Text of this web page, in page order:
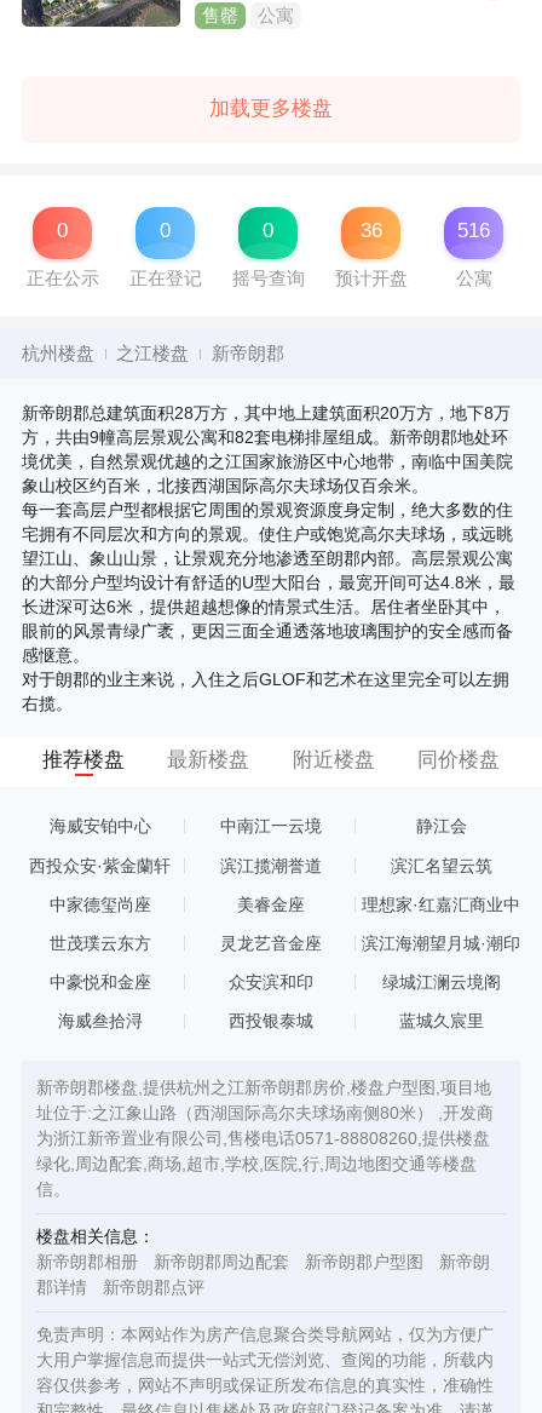
售罄 公寓
加载更多楼盘
0
正在公示
0
正在登记
0
摇号查询
36
预计开盘
516
公寓
杭州楼盘 之江楼盘 新帝朗郡
新帝朗郡总建筑面积28万方，其中地上建筑面积20万方，地下8万
方，共由9幢高层景观公寓和82套电梯排屋组成。新帝朗郡地处环
境优美，自然景观优越的之江国家旅游区中心地带，南临中国美院
象山校区约百米，北接西湖国际高尔夫球场仅百余米。
每一套高层户型都根据它周围的景观资源度身定制，绝大多数的住
宅拥有不同层次和方向的景观。使住户或饱览高尔夫球场，或远眺
望江山、象山山景，让景观充分地渗透至朗郡内部。高层景观公寓
的大部分户型均设计有舒适的U型大阳台，最宽开间可达4.8米，最
长进深可达6米，提供超越想像的情景式生活。居住者坐卧其中，
眼前的风景青绿广袤，更因三面全通透落地玻璃围护的安全感而备
感惬意。
对于朗郡的业主来说，入住之后GLOF和艺术在这里完全可以左拥
右揽。
推荐楼盘 最新楼盘 附近楼盘 同价楼盘
海威安铂中心 中南江一云境 静江会
西投众安·紫金蘭轩 滨江揽潮誉道 滨汇名望云筑
中家德玺尚座 美睿金座
理想家·红嘉汇商业中
世茂璞云东方 灵龙艺音金座 滨江海潮望月城·潮印
中豪悦和金座 众安滨和印 绿城江澜云境阁
海威叁拾浔 西投银泰城 蓝城久宸里
新帝朗郡楼盘,提供杭州之江新帝朗郡房价,楼盘户型图,项目地
址位于:之江象山路（西湖国际高尔夫球场南侧80米） ,开发商
为浙江新帝置业有限公司,售楼电话0571-88808260,提供楼盘
绿化,周边配套,商场,超市,学校,医院,行,周边地图交通等楼盘
信。
楼盘相关信息：
新帝朗郡相册
新帝朗郡周边配套 新帝朗郡户型图
新帝朗
郡详情
新帝朗郡点评
免责声明：本网站作为房产信息聚合类导航网站，仅为方便广
大用户掌握信息而提供一站式无偿浏览、查阅的功能，所载内
容仅供参考，网站不声明或保证所发布信息的真实性，准确性